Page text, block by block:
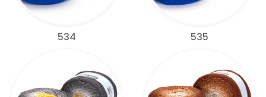
534 535